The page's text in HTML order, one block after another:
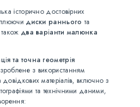
історично достовірних
диски раннього та
два варіанти малюнка
та точна геометрія
з використанням
матеріалів, включно з
та технічними даними,